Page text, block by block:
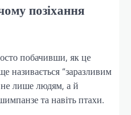
позіхання
побачивши, як це
називається “заразливим
не лише людям, а й
та навіть птахи.